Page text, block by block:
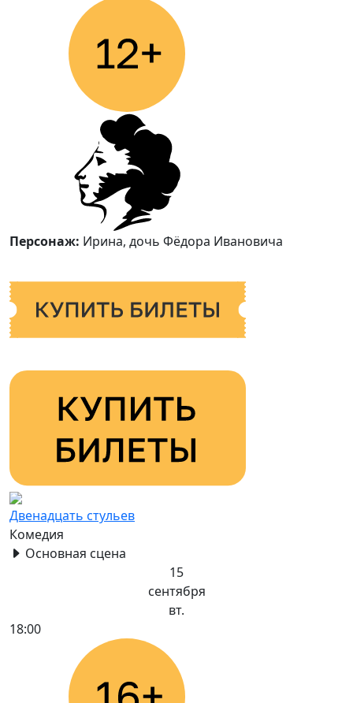
Персонаж: Ирина, дочь Фёдора Ивановича
Двенадцать стульев
Комедия
Основная сцена
15
сентября
вт.
18:00